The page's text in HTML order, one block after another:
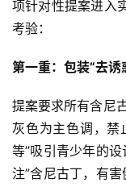
项针对性提案进入
考验：
第一重：包装”去诱
提案要求所有含尼
灰色为主色调，禁
等”吸引青少年的
注”含尼古丁，有